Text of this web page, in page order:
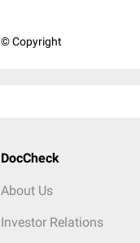
© Copyright
DocCheck
About Us
Investor Relations